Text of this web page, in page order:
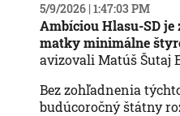
5/9/2026 | 1:47:03 PM
Ambíciou Hlasu-SD
matky minimálne
avizovali Matúš Šutaj
Bez zohľadnenia
budúcoročný štátny